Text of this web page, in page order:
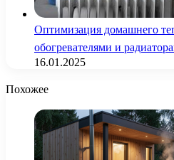
Оптимизация домашнего
обогревателями и
16.01.2025
Похожее